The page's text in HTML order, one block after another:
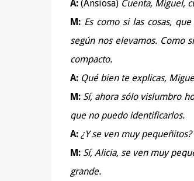
A: (Ansiosa)Cuenta, Miguel,
M: Es como si las cosas,
según nos elevamos. Como
compacto.
A: Qué bien te explicas,
M: Sí, ahora sólo vislumbro
que no puedo identificarlos.
A: ¿Y se ven muy pequeñitos?
M: Sí, Alicia, se ven muy
grande.